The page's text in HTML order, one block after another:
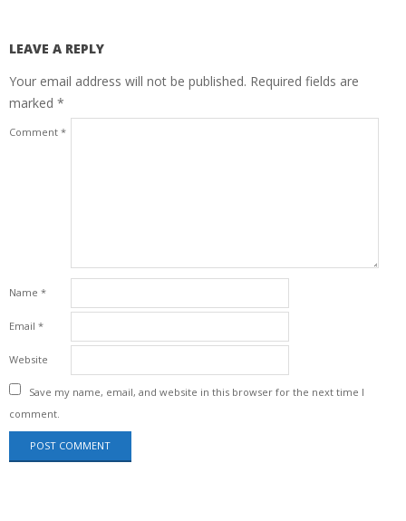
LEAVE A REPLY
Your email address will not be published. Required fields are
marked *
Comment *
Name *
Email *
Website
Save my name, email, and website in this browser for the next time I
comment.